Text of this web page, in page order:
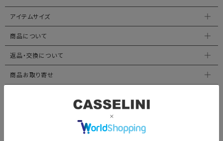
アイテムサイズ
商品について
返品・交換について
商品お取り寄せ